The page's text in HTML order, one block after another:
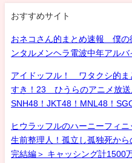
おすすめサイト
おネコさん的まとめ速報 僕の
ンタルメンヘラ電波中年アル
アイドッフル！ ワタクシ的
すき！23 ひうらのアニメ放
SNH48！JKT48！MNL48！
ヒウラッフルのハーニーフィ
生前整理人！孤立し孤独死か
完結編＞ キャッシング計1500